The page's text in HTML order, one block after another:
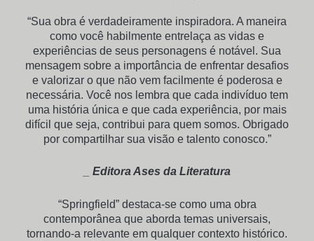
“Sua obra é verdadeiramente inspiradora. A maneira
como você habilmente entrelaça as vidas e
experiências de seus personagens é notável. Sua
mensagem sobre a importância de enfrentar desafios
e valorizar o que não vem facilmente é poderosa e
necessária. Você nos lembra que cada indivíduo tem
uma história única e que cada experiência, por mais
difícil que seja, contribui para quem somos. Obrigado
por compartilhar sua visão e talento conosco.”
_ Editora Ases da Literatura
“Springfield” destaca-se como uma obra
contemporânea que aborda temas universais,
tornando-a relevante em qualquer contexto histórico.